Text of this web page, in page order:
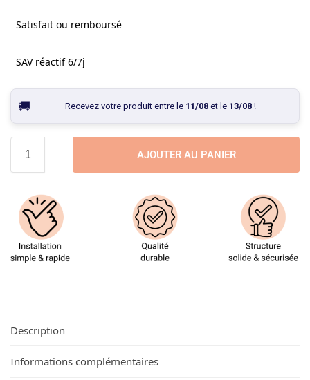
Satisfait ou remboursé
SAV réactif 6/7j
Recevez votre produit entre le 11/08et le 13/08!
AJOUTER AU PANIER
Description
Informations complémentaires